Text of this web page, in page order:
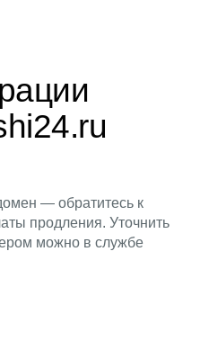
— обратитесь к
продления. Уточнить
можно в службе